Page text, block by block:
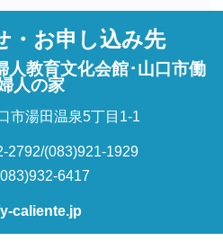
・お申し込み先
人教育文化会館･山口市働
人の家
市湯田温泉5丁目1-1
(083)921-1929
6417
caliente.jp